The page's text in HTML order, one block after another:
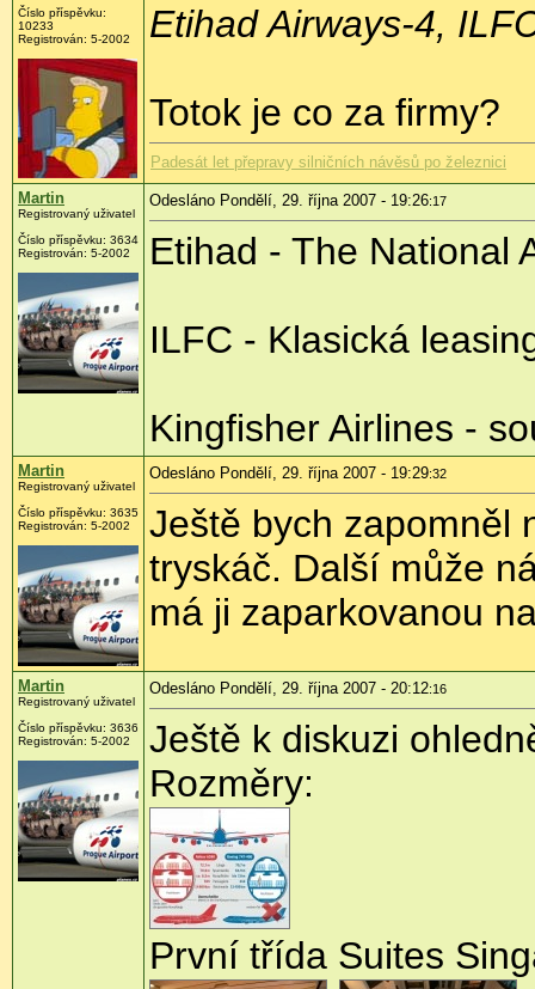
Číslo příspěvku:
10233
Registrován: 5-2002
Etihad Airways-4,
Totok je co za firmy?
Padesát let přepravy silničních návěsů po železnici
Martin
Registrovaný uživatel
Číslo příspěvku: 3634
Registrován: 5-2002
Odesláno Pondělí, 29. října 2007 - 19:26:17
Etihad - The National
ILFC - Klasická
Kingfisher Airlines -
Martin
Registrovaný uživatel
Číslo příspěvku: 3635
Registrován: 5-2002
Odesláno Pondělí, 29. října 2007 - 19:29:32
Ještě bych zapomněl
tryskáč. Další může
má ji zaparkovanou
Martin
Registrovaný uživatel
Číslo příspěvku: 3636
Registrován: 5-2002
Odesláno Pondělí, 29. října 2007 - 20:12:16
Ještě k diskuzi
Rozměry:
První třída Suites